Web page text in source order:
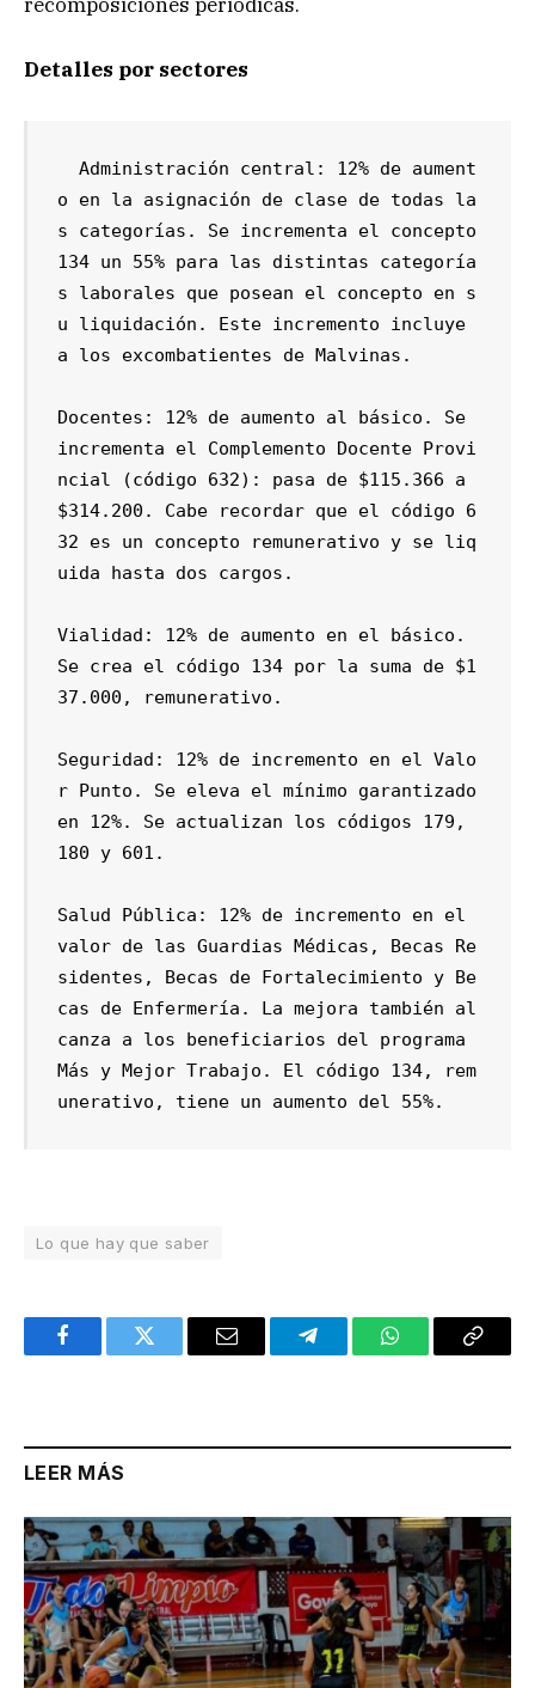
Detalles por sectores
  Administración central: 12% de aument
o en la asignación de clase de todas la
s categorías. Se incrementa el concepto
134 un 55% para las distintas categoría
s laborales que posean el concepto en s
u liquidación. Este incremento incluye
a los excombatientes de Malvinas.
Docentes: 12% de aumento al básico. Se
incrementa el Complemento Docente Provi
ncial (código 632): pasa de $115.366 a
$314.200. Cabe recordar que el código 6
32 es un concepto remunerativo y se liq
uida hasta dos cargos.
Vialidad: 12% de aumento en el básico.
Se crea el código 134 por la suma de $1
37.000, remunerativo.
Seguridad: 12% de incremento en el Valo
r Punto. Se eleva el mínimo garantizado
en 12%. Se actualizan los códigos 179,
180 y 601.
Salud Pública: 12% de incremento en el
valor de las Guardias Médicas, Becas Re
sidentes, Becas de Fortalecimiento y Be
cas de Enfermería. La mejora también al
canza a los beneficiarios del programa
Más y Mejor Trabajo. El código 134, rem
unerativo, tiene un aumento del 55%.
Lo que hay que saber
FacebookTwitter Email TelegramWhatsAppCopy
LEER MÁS